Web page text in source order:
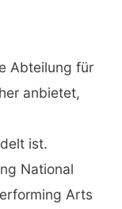
Abteilung für
anbietet,
ist.
National
Arts